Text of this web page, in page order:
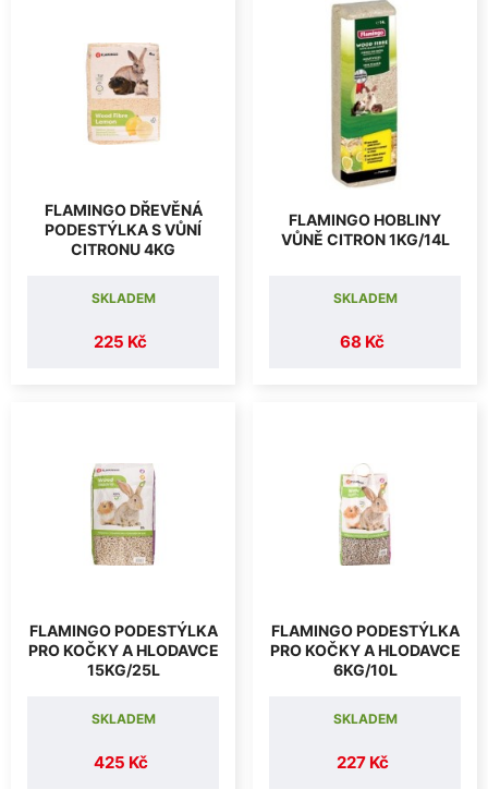
FLAMINGO DŘEVĚNÁ
PODESTÝLKA S VŮNÍ
CITRONU 4KG
225 Kč
SKLADEM
FLAMINGO HOBLINY
VŮNĚ CITRON 1KG/14L
68 Kč
SKLADEM
FLAMINGO PODESTÝLKA
PRO KOČKY A HLODAVCE
15KG/25L
425 Kč
SKLADEM
FLAMINGO PODESTÝLKA
PRO KOČKY A HLODAVCE
6KG/10L
227 Kč
SKLADEM